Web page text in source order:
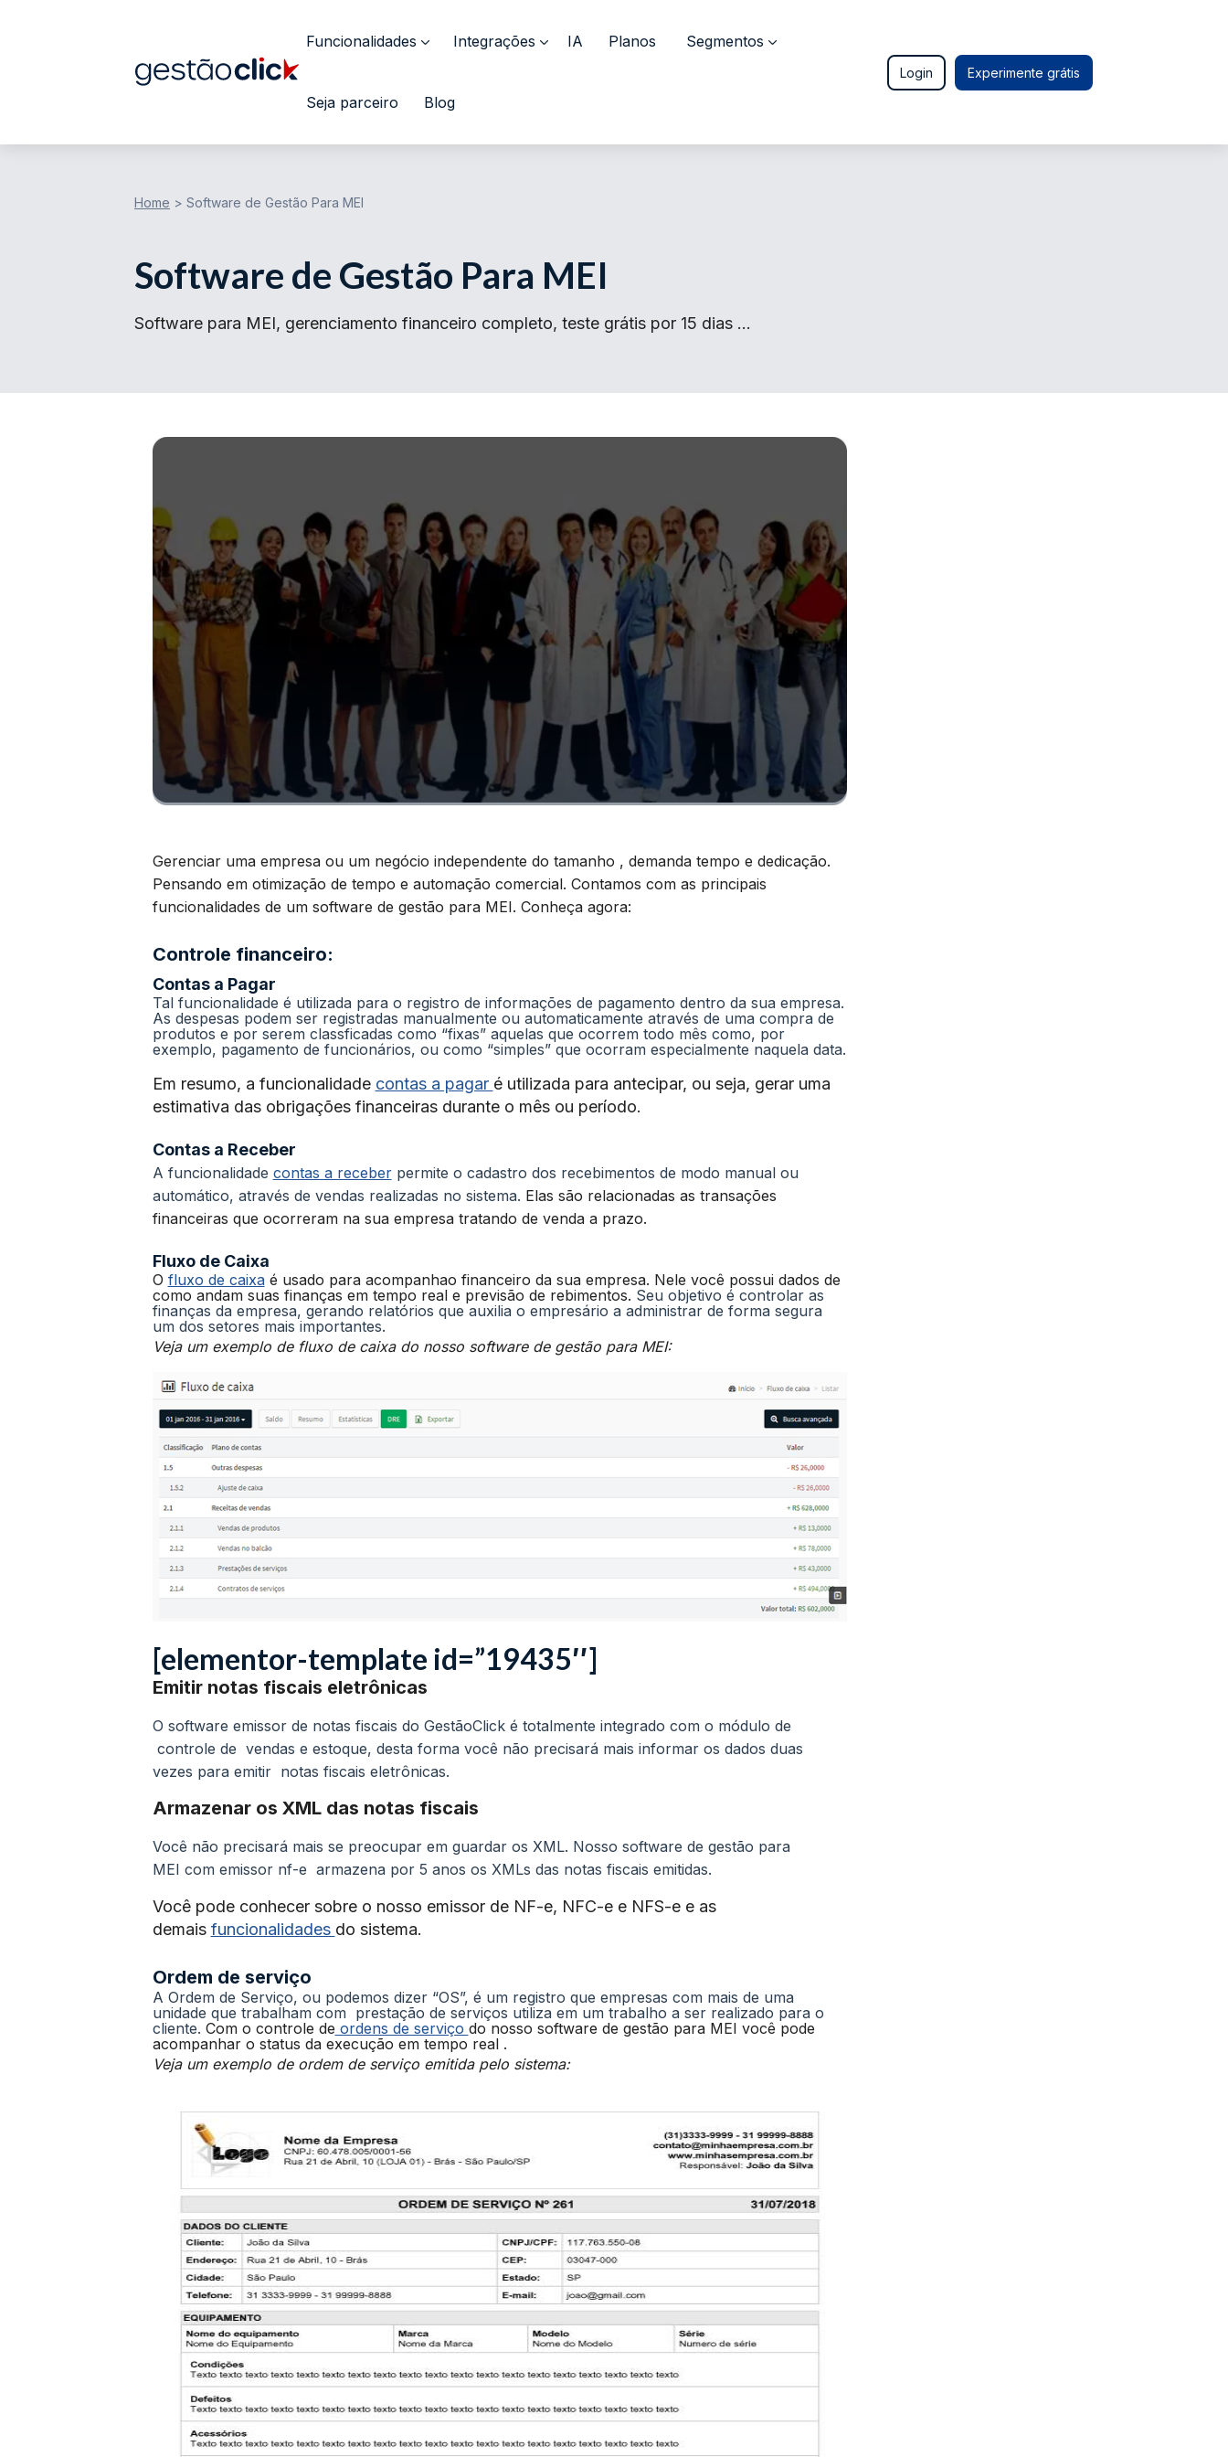
Funcionalidades Integrações IA Planos Segmentos
Seja parceiro Blog
Login Experimente grátis
Home > Software de Gestão Para MEI
Software de Gestão Para MEI
Software para MEI, gerenciamento financeiro completo, teste grátis por 15 dias …
Gerenciar uma empresa ou um negócio independente do tamanho , demanda tempo e dedicação.
Pensando em otimização de tempo e automação comercial. Contamos com as principais
funcionalidades de um software de gestão para MEI. Conheça agora:
Controle financeiro:
Contas a Pagar
Tal funcionalidade é utilizada para o registro de informações de pagamento dentro da sua empresa.
As despesas podem ser registradas manualmente ou automaticamente através de uma compra de
produtos e por serem classficadas como “fixas” aquelas que ocorrem todo mês como, por
exemplo, pagamento de funcionários, ou como “simples” que ocorram especialmente naquela data.
Em resumo, a funcionalidade contas a pagar é utilizada para antecipar, ou seja, gerar uma
estimativa das obrigações financeiras durante o mês ou período.
Contas a Receber
A funcionalidade contas a receberpermite o cadastro dos recebimentos de modo manual ou
automático, através de vendas realizadas no sistema. Elas são relacionadas as transações
financeiras que ocorreram na sua empresa tratando de venda a prazo.
Fluxo de Caixa
O fluxo de caixaé usado para acompanhao financeiro da sua empresa. Nele você possui dados de
como andam suas finanças em tempo real e previsão de rebimentos. Seu objetivo é controlar as
finanças da empresa, gerando relatórios que auxilia o empresário a administrar de forma segura
um dos setores mais importantes.
Veja um exemplo de fluxo de caixa do nosso software de gestão para MEI:
[elementor-template id=”19435″]
Emitir notas fiscais eletrônicas
O software emissor de notas fiscais do GestãoClick é totalmente integrado com o módulo de
controle de vendas e estoque, desta forma você não precisará mais informar os dados duas
vezes para emitir notas fiscais eletrônicas.
Armazenar os XML das notas fiscais
Você não precisará mais se preocupar em guardar os XML. Nosso software de gestão para
MEI com emissor nf-e armazena por 5 anos os XMLs das notas fiscais emitidas.
Você pode conhecer sobre o nosso emissor de NF-e, NFC-e e NFS-e e as
demais funcionalidades do sistema.
Ordem de serviço
A Ordem de Serviço, ou podemos dizer “OS”, é um registro que empresas com mais de uma
unidade que trabalham com prestação de serviços utiliza em um trabalho a ser realizado para o
cliente. Com o controle de ordens de serviço do nosso software de gestão para MEI você pode
acompanhar o status da execução em tempo real .
Veja um exemplo de ordem de serviço emitida pelo sistema: